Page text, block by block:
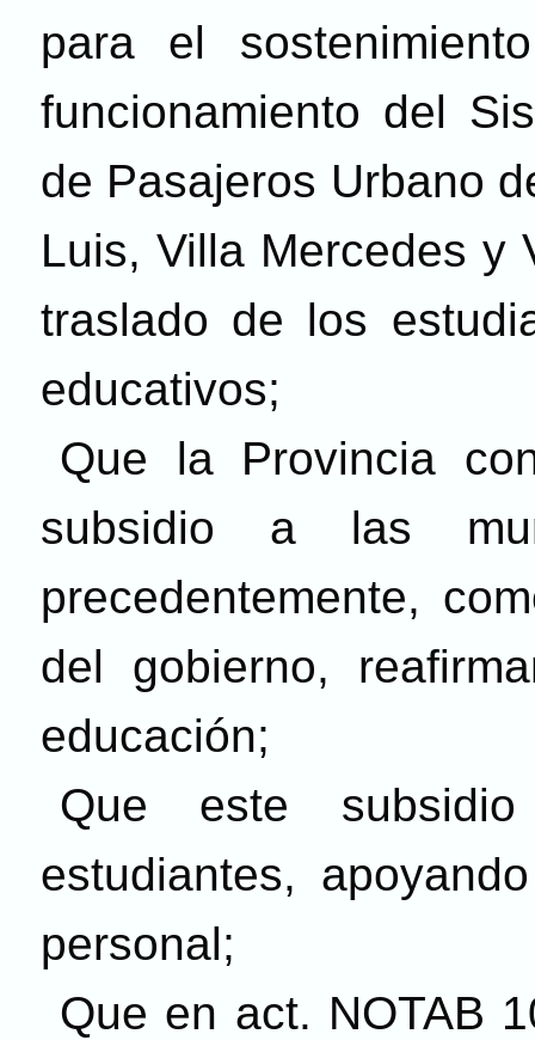
para el
funcionamiento del
de Pasajeros Urbano
Luis, Villa Mercedes y
traslado de los
educativos;
Que la Provincia
subsidio a las
precedentemente,
del gobierno,
educación;
Que este
estudiantes,
personal;
Que en act. NOTAB